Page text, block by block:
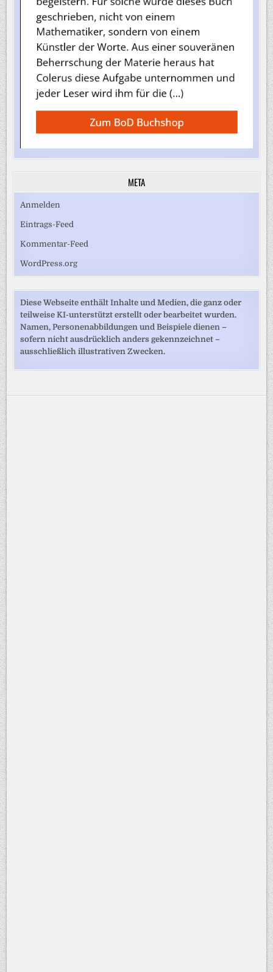
META
Anmelden
Eintrags-Feed
Kommentar-Feed
WordPress.org
Diese Webseite enthält Inhalte und Medien, die ganz oder
teilweise KI-unterstützt erstellt oder bearbeitet wurden.
Namen, Personenabbildungen und Beispiele dienen –
sofern nicht ausdrücklich anders gekennzeichnet –
ausschließlich illustrativen Zwecken.